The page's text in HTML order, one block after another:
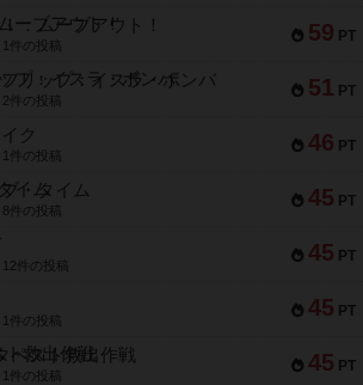
59 PT
：ムーブアウト！
1件の投稿
51 PT
リップ：イスラ・ボンバ
2件の投稿
46 PT
ク
1件の投稿
45 PT
・タイム
8件の投稿
45 PT
12件の投稿
45 PT
1件の投稿
45 PT
ペスト救出作戦
1件の投稿